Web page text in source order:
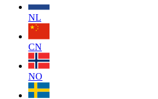
NL
CN
NO